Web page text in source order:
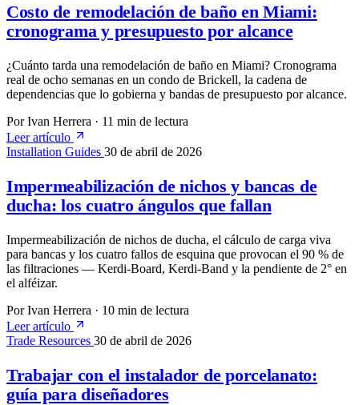
Costo de remodelación de baño en Miami:
cronograma y presupuesto por alcance
¿Cuánto tarda una remodelación de baño en Miami? Cronograma
real de ocho semanas en un condo de Brickell, la cadena de
dependencias que lo gobierna y bandas de presupuesto por alcance.
Por Ivan Herrera · 11 min de lectura
Leer artículo
Installation Guides 30 de abril de 2026
Impermeabilización de nichos y bancas de
ducha: los cuatro ángulos que fallan
Impermeabilización de nichos de ducha, el cálculo de carga viva
para bancas y los cuatro fallos de esquina que provocan el 90 % de
las filtraciones — Kerdi-Board, Kerdi-Band y la pendiente de 2° en
el alféizar.
Por Ivan Herrera · 10 min de lectura
Leer artículo
Trade Resources 30 de abril de 2026
Trabajar con el instalador de porcelanato:
guía para diseñadores